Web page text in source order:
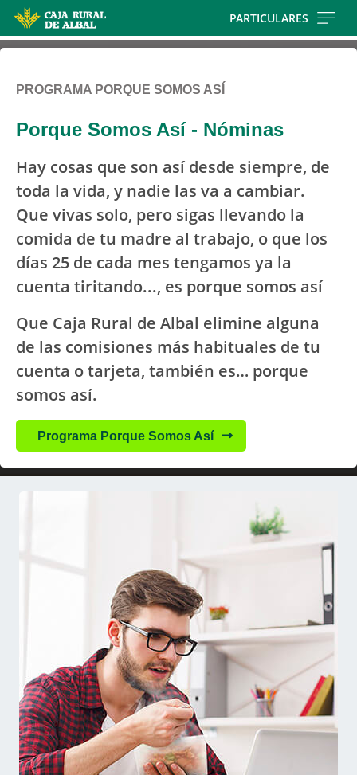
main
PARTICULARES
PROGRAMA PORQUE SOMOS ASÍ
Porque Somos Así - Nóminas
Hay cosas que son así desde siempre, de
toda la vida, y nadie las va a cambiar.
Que vivas solo, pero sigas llevando la
comida de tu madre al trabajo, o que los
días 25 de cada mes tengamos ya la
cuenta tiritando..., es porque somos así
Que Caja Rural de Albal elimine alguna
de las comisiones más habituales de tu
cuenta o tarjeta, también es… porque
somos así.
Programa Porque Somos Así